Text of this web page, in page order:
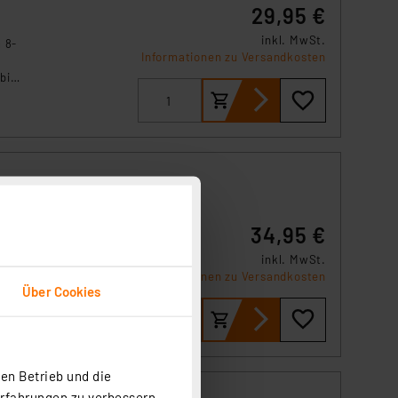
Über Cookies
Betrieb und die
8-
29,95 €
inkl. MwSt.
Informationen zu Versandkosten
34,95 €
inkl. MwSt.
Informationen zu Versandkosten